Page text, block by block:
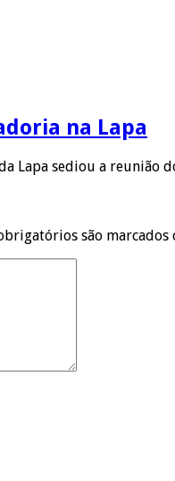
na Lapa
Lapa sediou a reunião
são marcados